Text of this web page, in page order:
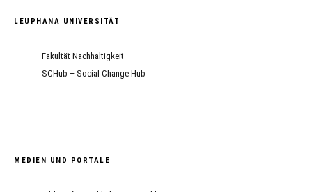
LEUPHANA UNIVERSITÄT
Fakultät Nachhaltigkeit
SCHub – Social Change Hub
MEDIEN UND PORTALE